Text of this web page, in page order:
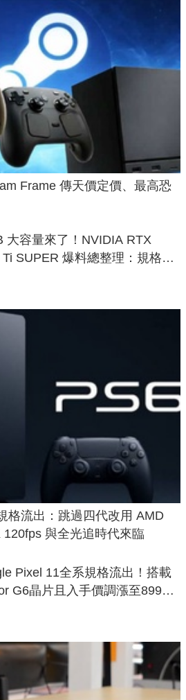
Frame 傳天價定價、最高恐
大容量來了！NVIDIA RTX
Ti SUPER 爆料總整理：規格、
上市時間
格流出：跳過四代改用 AMD
與全光追時代來臨
Pixel 11全系規格流出！搭載
G6晶片且入手價調漲至899美